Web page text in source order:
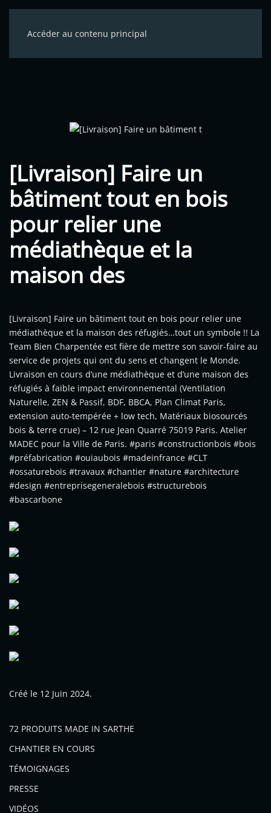
Accéder au contenu principal
[Livraison] Faire un
bâtiment tout en bois
pour relier une
médiathèque et la
maison des
[Livraison] Faire un bâtiment tout en bois pour relier une
médiathèque et la maison des réfugiés…tout un symbole !! La
Team Bien Charpentée est fière de mettre son savoir-faire au
service de projets qui ont du sens et changent le Monde.
Livraison en cours d’une médiathèque et d’une maison des
réfugiés à faible impact environnemental (Ventilation
Naturelle, ZEN & Passif, BDF, BBCA, Plan Climat Paris,
extension auto-tempérée + low tech, Matériaux biosourcés
bois & terre crue) – 12 rue Jean Quarré 75019 Paris. Atelier
MADEC pour la Ville de Paris. #paris #constructionbois #bois
#préfabrication #ouiaubois #madeinfrance #CLT
#ossaturebois #travaux #chantier #nature #architecture
#design #entreprisegeneralebois #structurebois
#bascarbone
Créé le 12 Juin 2024.
72 PRODUITS MADE IN SARTHE
CHANTIER EN COURS
TÉMOIGNAGES
PRESSE
VIDÉOS